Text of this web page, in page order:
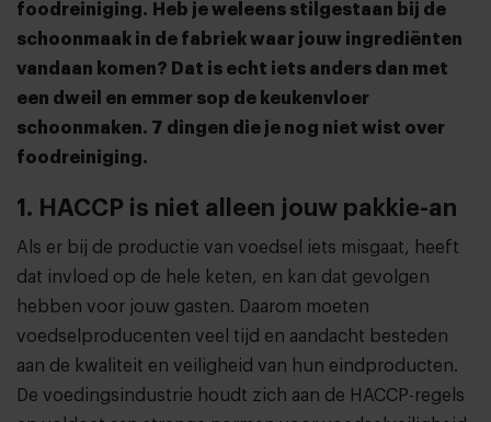
foodreiniging. Heb je weleens stilgestaan bij de
schoonmaak in de fabriek waar jouw ingrediënten
vandaan komen? Dat is echt iets anders dan met
een dweil en emmer sop de keukenvloer
schoonmaken. 7 dingen die je nog niet wist over
foodreiniging.
1. HACCP is niet alleen jouw pakkie-an
Als er bij de productie van voedsel iets misgaat, heeft
dat invloed op de hele keten, en kan dat gevolgen
hebben voor jouw gasten. Daarom moeten
voedselproducenten veel tijd en aandacht besteden
aan de kwaliteit en veiligheid van hun eindproducten.
De voedingsindustrie houdt zich aan de HACCP-regels